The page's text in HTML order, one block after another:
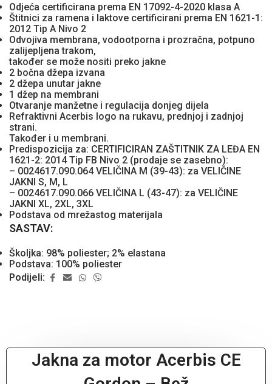
Odjeća certificirana prema EN 17092-4-2020 klasa A
Štitnici za ramena i laktove certificirani prema EN 1621-1:
2012 Tip A Nivo 2
Odvojiva membrana, vodootporna i prozračna, potpuno
zalijepljena trakom,
također se može nositi preko jakne
2 bočna džepa izvana
2 džepa unutar jakne
1 džep na membrani
Otvaranje manžetne i regulacija donjeg dijela
Refraktivni Acerbis logo na rukavu, prednjoj i zadnjoj
strani.
Također i u membrani.
Predispozicija za: CERTIFICIRAN ZAŠTITNIK ZA LEĐA EN
1621-2: 2014 Tip FB Nivo 2 (prodaje se zasebno):
– 0024617.090.064 VELIČINA M (39-43): za VELIČINE
JAKNI S, M, L
– 0024617.090.066 VELIČINA L (43-47): za VELIČINE
JAKNI XL, 2XL, 3XL
Podstava od mrežastog materijala
SASTAV:
Školjka: 98% poliester; 2% elastana
Podstava: 100% poliester
Podijeli:
Jakna za motor Acerbis CE